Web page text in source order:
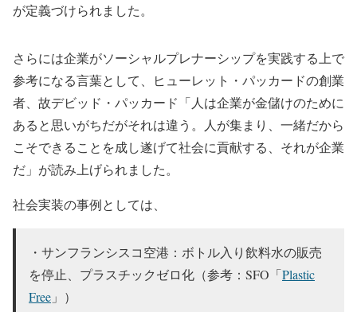
が定義づけられました。
さらには企業がソーシャルプレナーシップを実践する上で
参考になる言葉として、ヒューレット・パッカードの創業
者、故デビッド・パッカード「人は企業が金儲けのために
あると思いがちだがそれは違う。人が集まり、一緒だから
こそできることを成し遂げて社会に貢献する、それが企業
だ」が読み上げられました。
社会実装の事例としては、
・サンフランシスコ空港：ボトル入り飲料水の販売
を停止、プラスチックゼロ化（参考：SFO「Plastic
Free 」）